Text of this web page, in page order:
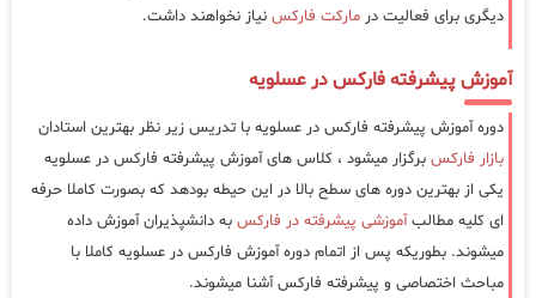
دیگری برای فعالیت در مارکت فارکس نیاز نخواهند داشت.
آموزش پیشرفته فارکس در عسلویه
دوره آموزش پیشرفته فارکس در عسلویه با تدریس زیر نظر بهترین استادان
بازار فارکس برگزار میشود ، کلاس های آموزش پیشرفته فارکس در عسلویه
یکی از بهترین دوره های سطح بالا در این حیطه بودهد که بصورت کاملا حرفه
ای کلیه مطالبآموزشی پیشرفته در فارکس به دانشپذیران آموزش داده
میشوند. بطوریکه پس از اتمام دوره آموزش فارکس در عسلویه کاملا با
مباحث اختصاصی و پیشرفته فارکس آشنا میشوند.